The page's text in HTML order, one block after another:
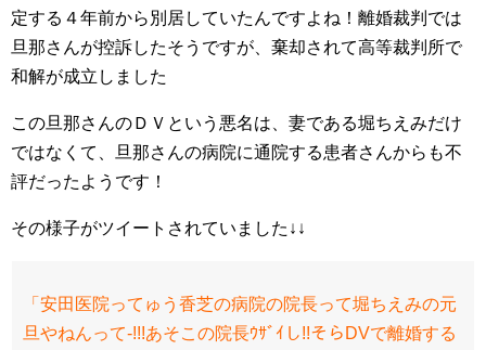
定する４年前から別居していたんですよね！離婚裁判では
旦那さんが控訴したそうですが、棄却されて高等裁判所で
和解が成立しました
この旦那さんのＤＶという悪名は、妻である堀ちえみだけ
ではなくて、旦那さんの病院に通院する患者さんからも不
評だったようです！
その様子がツイートされていました↓↓
「安田医院ってゅう香芝の病院の院長って堀ちえみの元
旦やねんって-!!!あそこの院長ｳｻﾞｲし!!そらDVで離婚する